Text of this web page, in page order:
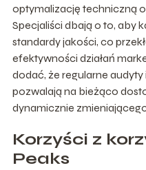
optymalizację techniczną
Specjaliści dbają o to, aby
standardy jakości, co
efektywności działań
dodać, że regularne
pozwalają na bieżąco
dynamicznie
Korzyści z
Peaks